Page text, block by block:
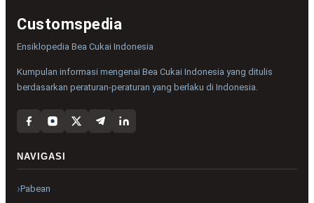
Customspedia
Ensiklopedia Bea Cukai Indonesia
Kumpulan informasi mengenai Bea Cukai Indonesia yang ditulis
berdasarkan peraturan-peraturan yang berlaku di Indonesia.
NAVIGASI
Pabean